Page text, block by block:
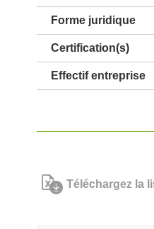
Forme juridique
Certification(s)
Effectif entreprise
Téléchargez la